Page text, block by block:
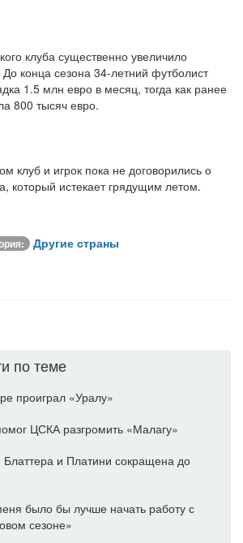
клуба существенно увеличило
конца сезона 34-летний футболист
1.5 млн евро в месяц, тогда как ранее
800 тысяч евро.
клуб и игрок пока не договорились о
который истекает грядущим летом.
Другие страны
по теме
проиграл «Уралу»
ЦСКА разгромить «Малагу»
и Платини сокращена до
было бы лучше начать работу с
сезоне»